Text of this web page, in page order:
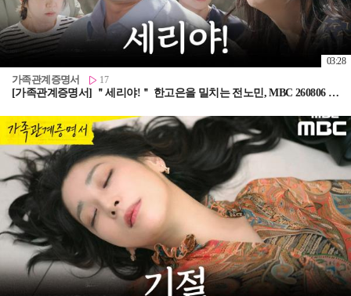
가족관계증명서 17
[가족관계증명서] ＂세리야!＂ 한고은을 밀치는 전노민, MBC 260806 방송
03:28